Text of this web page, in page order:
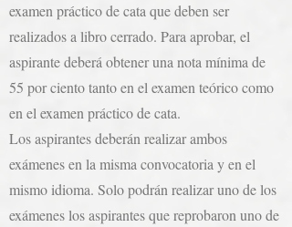
examen práctico de cata que deben ser
realizados a libro cerrado. Para aprobar, el
aspirante deberá obtener una nota mínima de
55 por ciento tanto en el examen teórico como
en el examen práctico de cata.
Los aspirantes deberán realizar ambos
exámenes en la misma convocatoria y en el
mismo idioma. Solo podrán realizar uno de los
exámenes los aspirantes que reprobaron uno de